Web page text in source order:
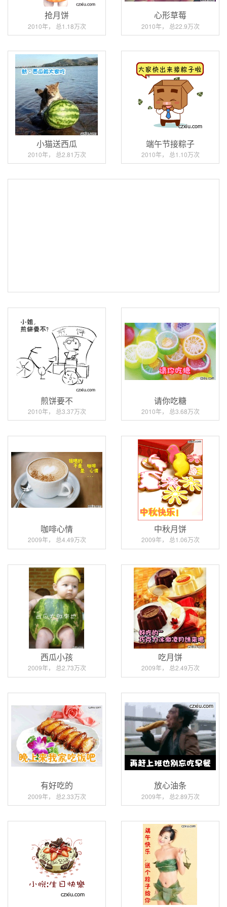
抢月饼
2010年， 总1.18万次
心形草莓
2010年， 总22.9万次
小猫送西瓜
2010年， 总2.81万次
端午节接粽子
2010年， 总1.10万次
煎饼要不
2010年， 总3.37万次
请你吃糖
2010年， 总3.68万次
咖啡心情
2009年， 总4.49万次
中秋月饼
2009年， 总1.06万次
西瓜小孩
2009年， 总2.73万次
吃月饼
2009年， 总2.49万次
有好吃的
2009年， 总2.33万次
放心油条
2009年， 总2.89万次